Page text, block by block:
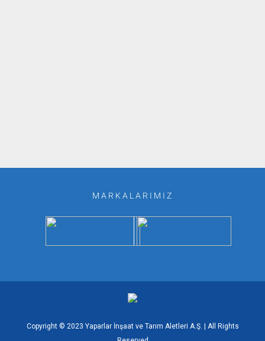
MARKALARIMIZ
Copyright © 2023 Yaparlar İnşaat ve Tarım Aletleri A.Ş. | All Rights